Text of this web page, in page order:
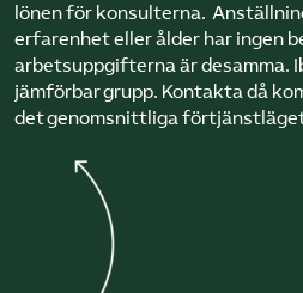
lönen för konsulterna.
erfarenhet eller ålder har ingen
arbetsuppgifterna är desamma.
jämförbar grupp. Kontakta då
det genomsnittliga